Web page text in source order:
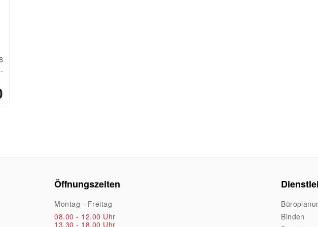
Öffnungszeiten
Montag - Freitag
08.00 - 12.00 Uhr
13.30 - 18.00 Uhr
Binden